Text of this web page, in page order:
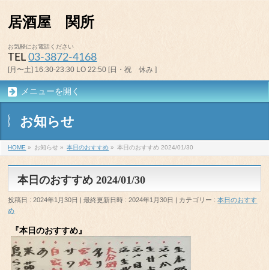
居酒屋 関所
お気軽にお電話ください
TEL03-3872-4168
[月〜土] 16:30-23:30 LO 22:50 [日・祝 休み ]
メニューを開く
お知らせ
HOME » お知らせ » 本日のおすすめ » 本日のおすすめ 2024/01/30
本日のおすすめ 2024/01/30
投稿日 : 2024年1月30日 最終更新日時 : 2024年1月30日 カテゴリー :本日のおすす
め
『本日のおすすめ』